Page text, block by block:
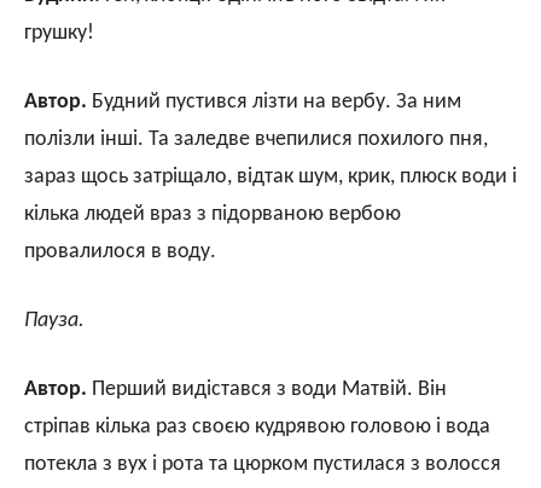
грушку!
Автор. Будний пустився лізти на вербу. За ним
полізли інші. Та заледве вчепилися похилого пня,
зараз щось затріщало, відтак шум, крик, плюск води і
кілька людей враз з підорваною вербою
провалилося в воду.
Пауза.
Автор. Перший видістався з води Матвій. Він
стріпав кілька раз своєю кудрявою головою і вода
потекла з вух і рота та цюрком пустилася з волосся